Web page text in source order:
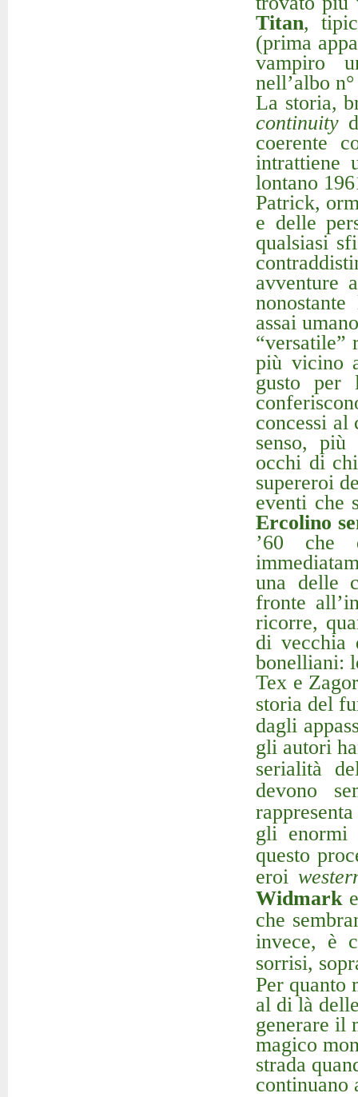
Titan,
(prima
vampiro
nell’albo
La storia,
continuity
coerente
intrattiene
lontano
Patrick,
e delle
qualsiasi
avventure
assai
“versatile”
più vicino
gusto per
concessi al
senso, più
occhi di
supereroi
eventi che
Ercolino
’60 che
una delle
fronte
ricorre,
di vecchia
bonelliani:
Tex e
storia del
dagli
gli autori
serialità
devono
gli enormi
questo
eroi
Widmark e
che
invece, è
sorrisi,
Per quanto
al di là
generare il
magico
strada
continuano